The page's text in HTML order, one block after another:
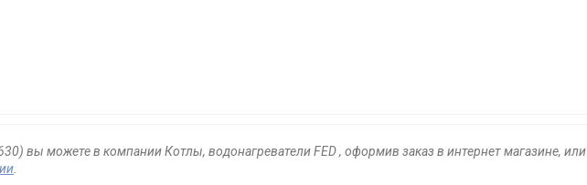
вы можете в компании Котлы, водонагреватели FED , оформив заказ в интернет магазине, или